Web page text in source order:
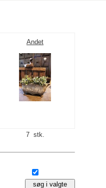
Andet
7 stk.